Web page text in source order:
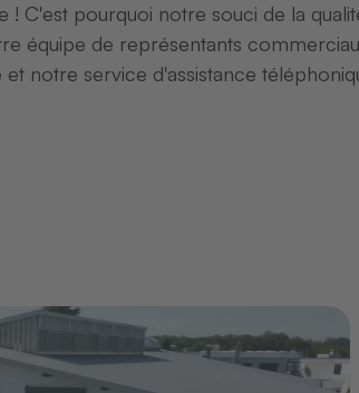
C'est pourquoi notre souci de la
équipe de représentants
notre service d'assistance